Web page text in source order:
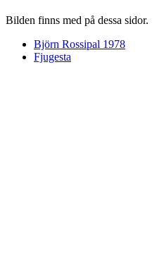
Bilden finns med på dessa sidor.
Björn Rossipal 1978
Fjugesta